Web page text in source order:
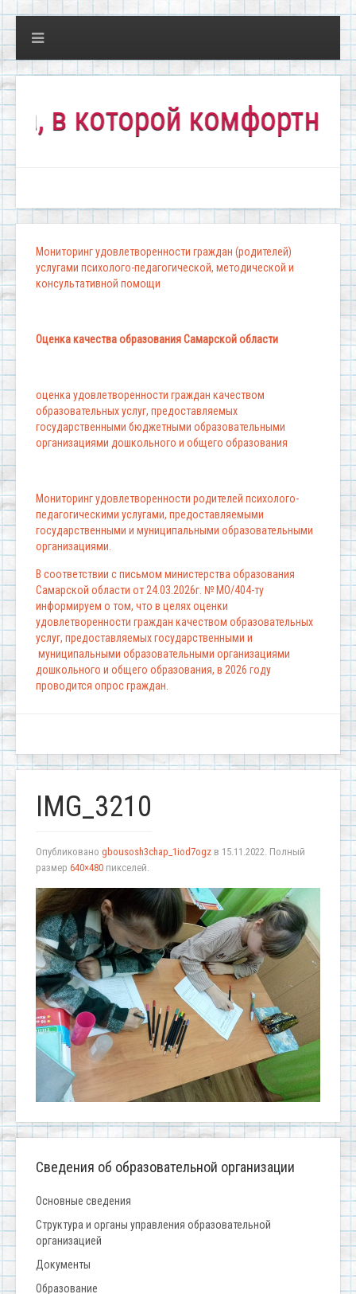
комфортно
Мониторинг удовлетворенности граждан (родителей)
услугами психолого-педагогической, методической и
консультативной помощи
Оценка качества образования Самарской области
оценка удовлетворенности граждан качеством
образовательных услуг, предоставляемых
государственными бюджетными образовательными
организациями дошкольного и общего образования
Мониторинг удовлетворенности родителей психолого-
педагогическими услугами, предоставляемыми
государственными и муниципальными образовательными
организациями.
В соответствии с письмом министерства образования
Самарской области от 24.03.2026г. № МО/404-ту
информируем о том, что в целях оценки
удовлетворенности граждан качеством образовательных
услуг, предоставляемых государственными и
муниципальными образовательными организациями
дошкольного и общего образования, в 2026 году
проводится опрос граждан.
IMG_3210
Опубликовано gbousosh3chap_1iod7ogz в 15.11.2022. Полный
размер 640×480 пикселей.
Сведения об образовательной организации
Основные сведения
Структура и органы управления образовательной
организацией
Документы
Образование